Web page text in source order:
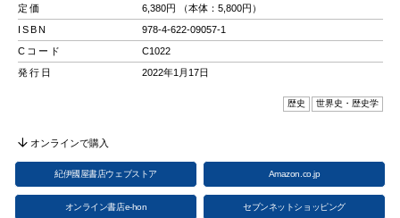
定価
6,380円 （本体：5,800円）
ISBN
978-4-622-09057-1
Cコード
C1022
発行日
2022年1月17日
歴史 世界史・歴史学
オンラインで購入
紀伊國屋書店ウェブストア Amazon.co.jp
オンライン書店e-hon セブンネットショッピング